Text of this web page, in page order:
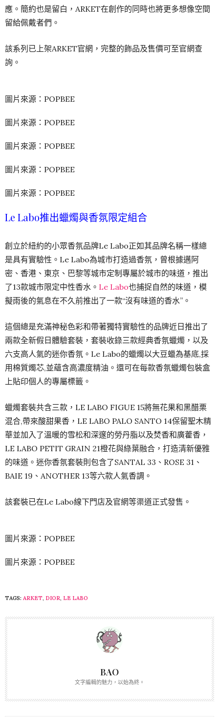
應。簡約也是留白，ARKET在創作的同時也將更多想像空間
留給佩戴者們。
該系列已上架ARKET官網，完整的飾品及售價可至官網查
詢。
圖片來源：POPBEE
圖片來源：POPBEE
圖片來源：POPBEE
圖片來源：POPBEE
圖片來源：POPBEE
Le Labo推出蠟燭與香氛限定組合
創立於紐約的小眾香氛品牌Le Labo正如其品牌名稱一樣總
是具有實驗性。Le Labo為城市打造過香氛，曾根據邁阿
密、香港、東京、巴黎等城市定制專屬於城市的味道，推出
了13款城市限定中性香水。 Le Labo也捕捉自然的味道，模
擬雨後的氣息在不久前推出了一款“沒有味道的香水”。
這個總是充滿神秘色彩和帶著獨特實驗性的品牌近日推出了
兩款全新假日體驗套裝，套裝收錄三款經典香氛蠟燭，以及
六支高人氣的迷你香氛。Le Labo的蠟燭以大豆蠟為基底,採
用棉質燭芯,並蘊含高濃度精油。還可在每款香氛蠟燭包裝盒
上貼印個人的專屬標籤。
蠟燭套裝共含三款，LE LABO FIGUE 15將無花果和黑醋栗
混合,帶來酸甜果香，LE LABO PALO SANTO 14保留聖木精
華並加入了溫暖的雪松和深邃的勞丹脂以及焚香和廣藿香，
LE LABO PETIT GRAIN 21橙花與綠葉融合，打造清新優雅
的味道。迷你香氛套裝則包含了SANTAL 33、ROSE 31、
BAIE 19、ANOTHER 13等六款人氣香調。
該套裝已在Le Labo線下門店及官網等渠道正式發售。
圖片來源：POPBEE
圖片來源：POPBEE
TAGS: ARKET, DIOR, LE LABO
BAO
文字編輯的魅力，以始為終。